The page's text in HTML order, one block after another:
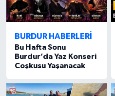
BURDUR HABERLERİ
Bu Hafta Sonu
Burdur’da Yaz Konseri
Coşkusu Yaşanacak